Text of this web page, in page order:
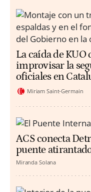
La caída de KUO
improvisar la
oficiales en
Miriam Saint-Germain
ACS conecta
puente
Miranda Solana